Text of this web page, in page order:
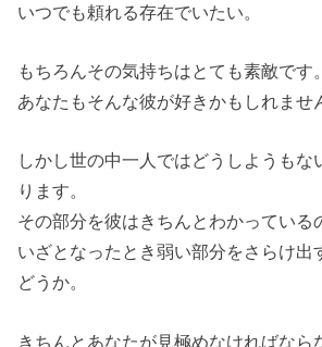
いつでも頼れる存在でいたい。
もちろんその気持ちはとても素敵です。
あなたもそんな彼が好きかもしれませ
しかし世の中一人ではどうしようもな
ります。
その部分を彼はきちんとわかっている
いざとなったとき弱い部分をさらけ出
どうか。
きちんとあなたが見極めなければなら